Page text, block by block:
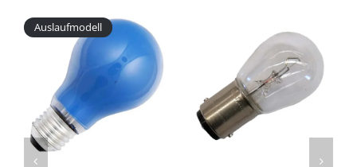
Auslaufmodell